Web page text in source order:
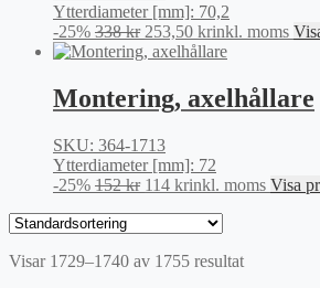
Ytterdiameter [mm]: 70,2
-25% 338kr Det
ursprungliga
var:
338 kr.
253,50 krDet
nuvarande
är:
253,50 kr.
inkl. moms
Montering, axelhållare
SKU: 364-1713
Ytterdiameter [mm]: 72
-25% 152kr Det
152 kr.
114 krDet
priset
114 kr.
inkl. moms Visa
Visar 1729–1740 av 1755 resultat